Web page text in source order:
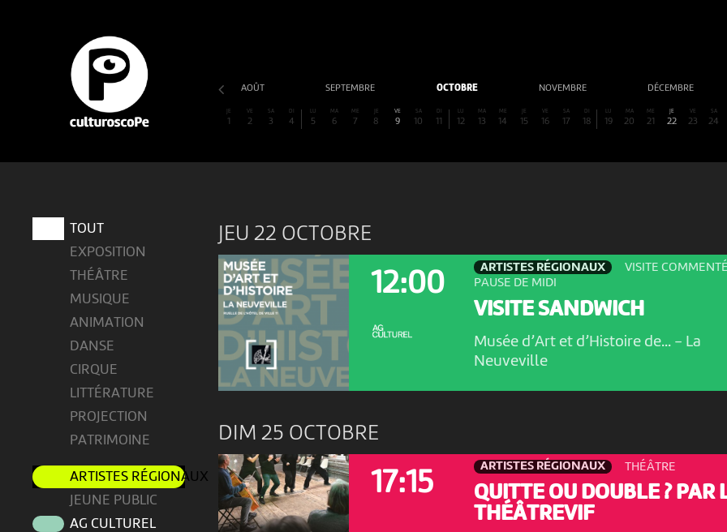
AOÛT SEPTEMBRE OCTOBRE NOVEMBRE DÉCEMBRE
JE
1
VE
2
SA
3
DI
4
LU
5
MA
6
ME
7
JE
8
VE
9
SA
10
DI
11
LU
12
MA
13
ME
14
JE
15
VE
16
SA
17
DI
18
LU
19
MA
20
ME
21
JE
22
VE
23
SA
24
TOUT
EXPOSITION
THÉÂTRE
MUSIQUE
ANIMATION
DANSE
CIRQUE
LITTÉRATURE
PROJECTION
PATRIMOINE
ARTISTES RÉGIONAUX
JEUNE PUBLIC
AG CULTUREL
JEU 22 OCTOBRE
12:00
ARTISTES RÉGIONAUX
VISITE
PAUSE DE MIDI
VISITE SANDWICH
Musée d’Art et d’Histoire de... - La
Neuveville
DIM 25 OCTOBRE
17:15
ARTISTES RÉGIONAUX THÉÂTRE
QUITTE OU DOUBLE ? PAR
THÉÂTREVIF